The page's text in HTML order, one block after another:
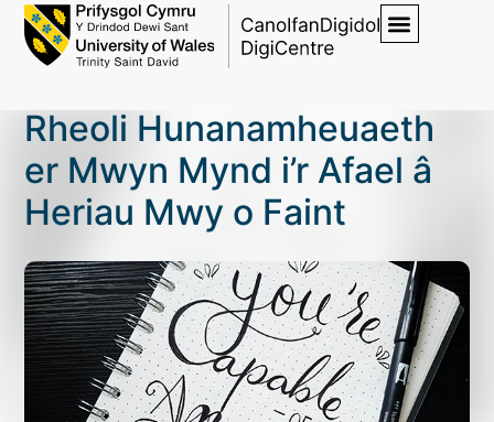
Rheoli Hunanamheuaeth
er Mwyn Mynd i’r Afael â
Heriau Mwy o Faint